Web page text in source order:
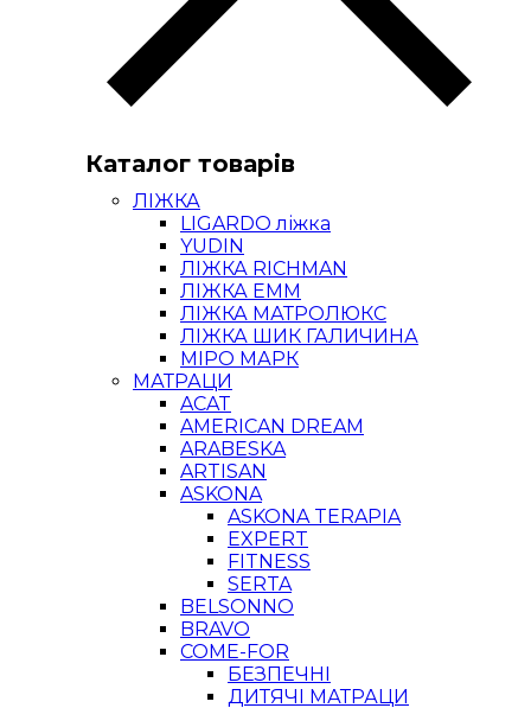
Каталог товарів
ЛІЖКА
LIGARDO ліжка
YUDIN
ЛІЖКА RICHMAN
ЛІЖКА ЕММ
ЛІЖКА МАТРОЛЮКС
ЛІЖКА ШИК ГАЛИЧИНА
МІРО МАРК
МАТРАЦИ
ACAT
AMERICAN DREAM
ARABESKA
ARTISAN
ASKONA
ASKONA TERAPIA
EXPERT
FITNESS
SERTA
BELSONNO
BRAVO
COME-FOR
БЕЗПЕЧНІ
ДИТЯЧІ МАТРАЦИ